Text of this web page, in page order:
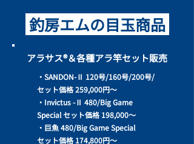
釣房エムの目玉商品
アラサス®＆各種アラ竿セット販売
・SANDON-Ⅱ 120号/160号/200号/
セット価格 259,000円～
・Invictus -Ⅱ 480/Big Game
Special セット価格 198,000～
・巨魚 480/Big Game Special
セット価格 174,800円～